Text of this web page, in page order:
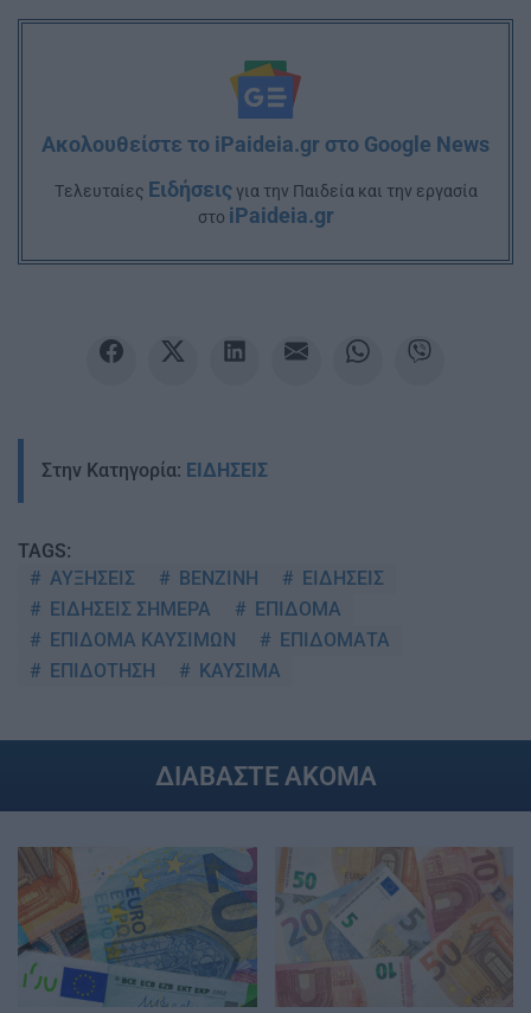
Ακολουθείστε το iPaideia.gr στο Google News
Tελευταίες Ειδήσειςγια την Παιδεία και την εργασία
στο iPaideia.gr
Στην Κατηγορία: ΕΙΔΗΣΕΙΣ
TAGS:
ΑΥΞΗΣΕΙΣ
ΒΕΝΖΙΝΗ
ΕΙΔΗΣΕΙΣ
ΕΙΔΗΣΕΙΣ ΣΗΜΕΡΑ
ΕΠΙΔΟΜΑ
ΕΠΙΔΟΜΑ ΚΑΥΣΙΜΩΝ
ΕΠΙΔΟΜΑΤΑ
ΕΠΙΔΟΤΗΣΗ
ΚΑΥΣΙΜΑ
ΔΙΑΒΑΣΤΕ ΑΚΟΜΑ